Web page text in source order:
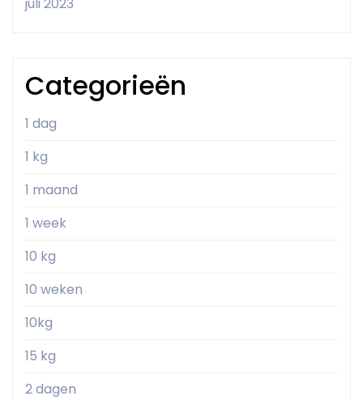
juli 2023
Categorieën
1 dag
1 kg
1 maand
1 week
10 kg
10 weken
10kg
15 kg
2 dagen